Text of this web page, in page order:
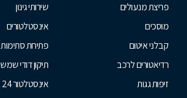
פריצת מנעולים
מוסכים
קבלני איטום
רדיאטורים לרכב
זיפות גגות
שירותי גינון
אינסטלטורים
פתיחת סתימות
תיקון דודי שמש
אינסטלטור 24 שעות